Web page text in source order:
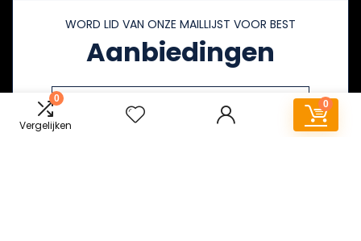
0
Vergelijken
0
WORD LID VAN ONZE MAILLIJST VOOR BEST
Aanbiedingen